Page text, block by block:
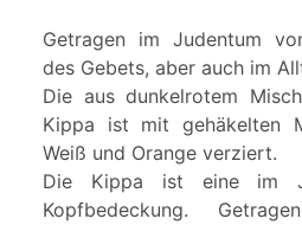
Getragen im Judentum
des Gebets, aber auch im
Die aus dunkelrotem
Kippa ist mit gehäkelten
Weiß und Orange verziert.
Die Kippa ist eine im
Kopfbedeckung.